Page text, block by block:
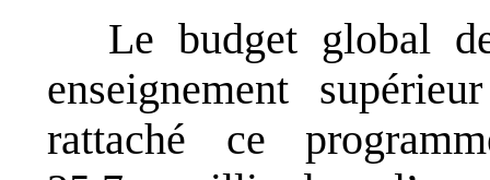
Le budget global
enseignement
rattaché ce